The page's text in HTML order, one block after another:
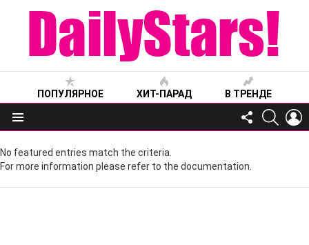
ПОПУЛЯРНОЕ ХИТ-ПАРАД В ТРЕНДЕ
Меню
FOLLOW
US
No featured entries match the criteria.
For more information please refer to the documentation.